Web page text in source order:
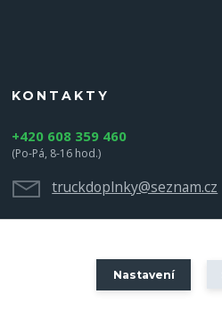
KONTAKTY
+420 608 359 460
(Po-Pá, 8-16 hod.)
truckdoplnky@seznam.cz
Nastavení